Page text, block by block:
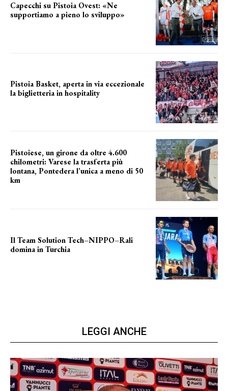
Capecchi su Pistoia Ovest: «Ne
supportiamo a pieno lo sviluppo»
Pistoia Basket, aperta in via eccezionale
la biglietteria in hospitality
Pistoiese, un girone da oltre 4.600
chilometri: Varese la trasferta più
lontana, Pontedera l’unica a meno di 50
km
Il Team Solution Tech–NIPPO–Rali
domina in Turchia
LEGGI ANCHE